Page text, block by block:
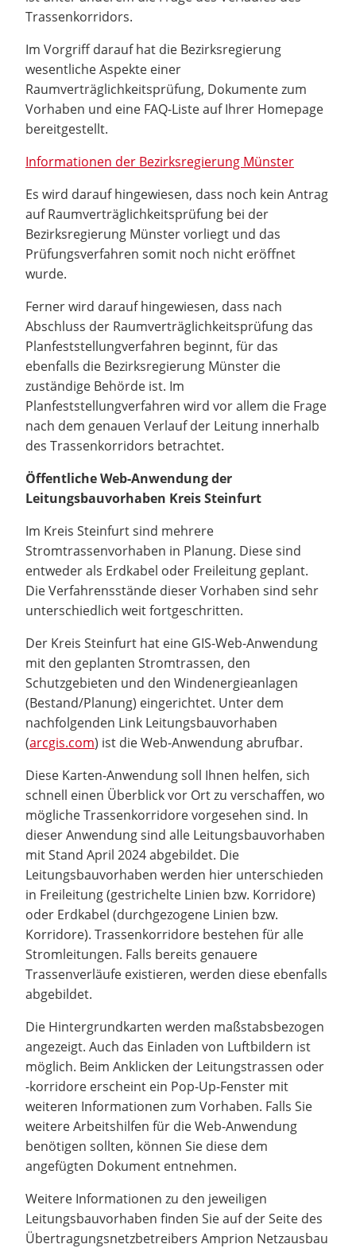
Trassenkorridors.
Im Vorgriff darauf hat die Bezirksregierung
wesentliche Aspekte einer
Raumverträglichkeitsprüfung, Dokumente zum
Vorhaben und eine FAQ-Liste auf Ihrer Homepage
bereitgestellt.
Informationen der Bezirksregierung Münster
Es wird darauf hingewiesen, dass noch kein Antrag
auf Raumverträglichkeitsprüfung bei der
Bezirksregierung Münster vorliegt und das
Prüfungsverfahren somit noch nicht eröffnet
wurde.
Ferner wird darauf hingewiesen, dass nach
Abschluss der Raumverträglichkeitsprüfung das
Planfeststellungverfahren beginnt, für das
ebenfalls die Bezirksregierung Münster die
zuständige Behörde ist. Im
Planfeststellungverfahren wird vor allem die Frage
nach dem genauen Verlauf der Leitung innerhalb
des Trassenkorridors betrachtet.
Öffentliche Web-Anwendung der
Leitungsbauvorhaben Kreis Steinfurt
Im Kreis Steinfurt sind mehrere
Stromtrassenvorhaben in Planung. Diese sind
entweder als Erdkabel oder Freileitung geplant.
Die Verfahrensstände dieser Vorhaben sind sehr
unterschiedlich weit fortgeschritten.
Der Kreis Steinfurt hat eine GIS-Web-Anwendung
mit den geplanten Stromtrassen, den
Schutzgebieten und den Windenergieanlagen
(Bestand/Planung) eingerichtet. Unter dem
nachfolgenden Link Leitungsbauvorhaben
(arcgis.com) ist die Web-Anwendung abrufbar.
Diese Karten-Anwendung soll Ihnen helfen, sich
schnell einen Überblick vor Ort zu verschaffen, wo
mögliche Trassenkorridore vorgesehen sind. In
dieser Anwendung sind alle Leitungsbauvorhaben
mit Stand April 2024 abgebildet. Die
Leitungsbauvorhaben werden hier unterschieden
in Freileitung (gestrichelte Linien bzw. Korridore)
oder Erdkabel (durchgezogene Linien bzw.
Korridore). Trassenkorridore bestehen für alle
Stromleitungen. Falls bereits genauere
Trassenverläufe existieren, werden diese ebenfalls
abgebildet.
Die Hintergrundkarten werden maßstabsbezogen
angezeigt. Auch das Einladen von Luftbildern ist
möglich. Beim Anklicken der Leitungstrassen oder
-korridore erscheint ein Pop-Up-Fenster mit
weiteren Informationen zum Vorhaben. Falls Sie
weitere Arbeitshilfen für die Web-Anwendung
benötigen sollten, können Sie diese dem
angefügten Dokument entnehmen.
Weitere Informationen zu den jeweiligen
Leitungsbauvorhaben finden Sie auf der Seite des
Übertragungsnetzbetreibers Amprion Netzausbau